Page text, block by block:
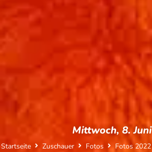
Mittwoch, 8. Juni
Startseite Zuschauer Fotos Fotos 2022